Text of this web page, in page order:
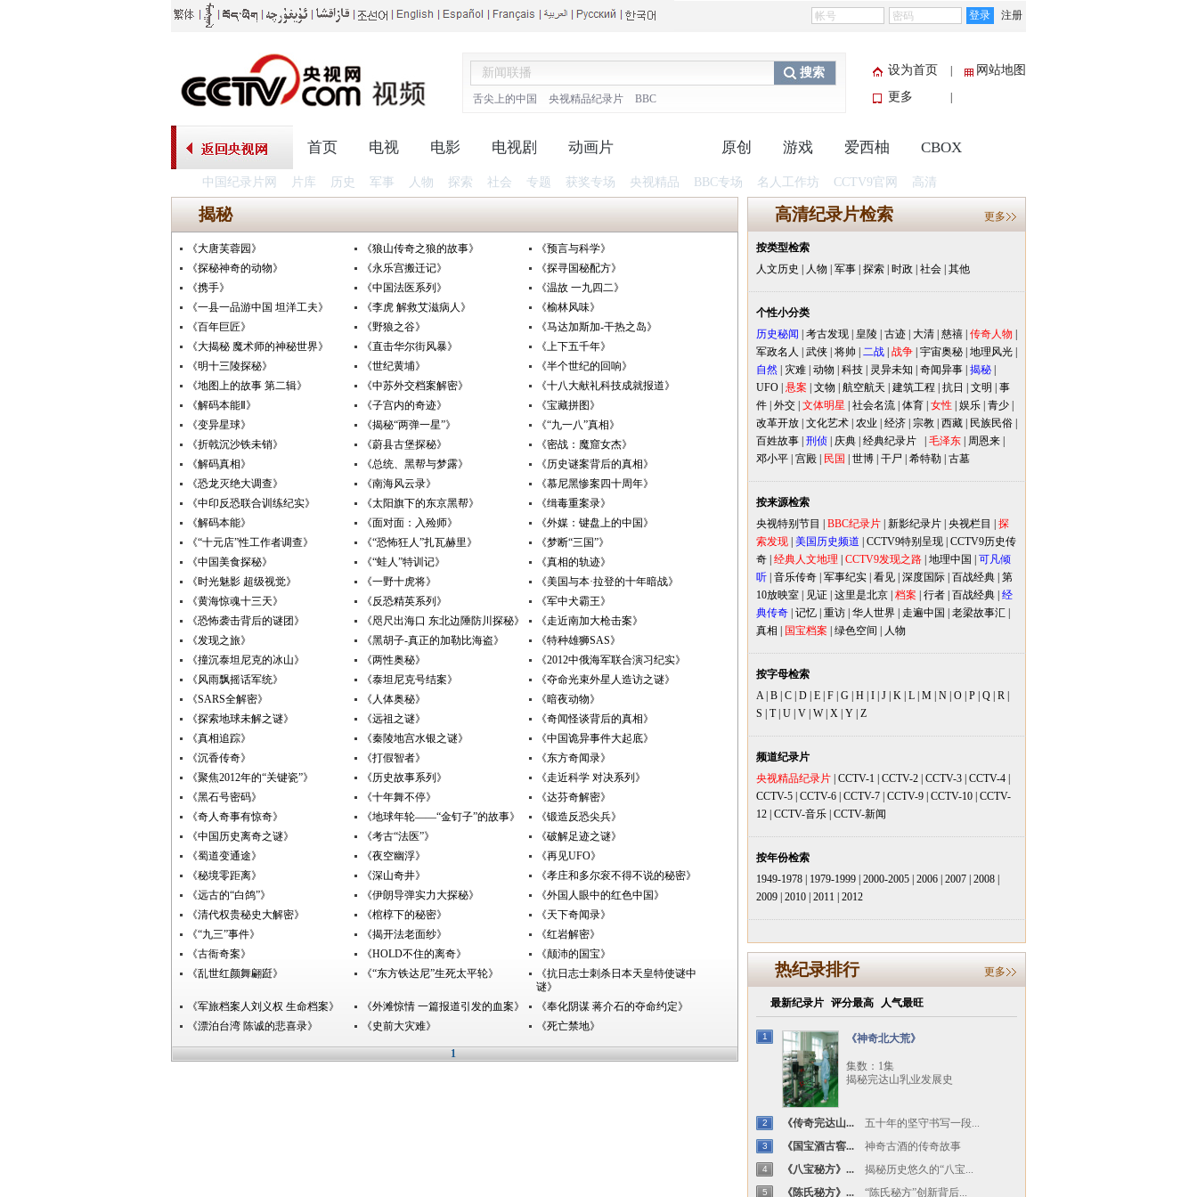
登录 注册
搜索
舌尖上的中国 央视精品纪录片 BBC
设为首页
网站地图
更多
首页 电视 电影 电视剧 动画片
中国纪录片网 片库 历史 军事 人物 探索 社会 专题 获奖专场 央视精品 BBC专场 名人工作坊 CCTV9官网 高清
原创 游戏 爱西柚 CBOX
揭秘
《大唐芙蓉园》 《狼山传奇之狼的故事》
《预言与科学》
《探秘神奇的动物》
《永乐宫搬迁记》
《探寻国秘配方》
《携手》
《中国法医系列》
《温故 一九四二》
《一县一品游中国 坦洋工夫》
《李虎 解救艾滋病人》
《榆林风味》
《百年巨匠》
《野狼之谷》
《马达加斯加-干热之岛》
《大揭秘 魔术师的神秘世界》
《直击华尔街风暴》
《上下五千年》
《明十三陵探秘》
《世纪黄埔》
《半个世纪的回响》
《地图上的故事 第二辑》
《中苏外交档案解密》
《十八大献礼科技成就报道》
《解码本能Ⅱ》
《子宫内的奇迹》
《宝藏拼图》
《变异星球》
《揭秘“两弹一星”》
《“九一八”真相》
《折戟沉沙铁未销》
《蔚县古堡探秘》
《密战：魔窟女杰》
《解码真相》
《总统、黑帮与梦露》
《历史谜案背后的真相》
《恐龙灭绝大调查》
《南海风云录》
《慕尼黑惨案四十周年》
《中印反恐联合训练纪实》
《太阳旗下的东京黑帮》
《缉毒重案录》
《解码本能》
《面对面：入殓师》
《外媒：键盘上的中国》
《“十元店”性工作者调查》
《“恐怖狂人”扎瓦赫里》
《梦断“三国”》
《中国美食探秘》
《“蛙人”特训记》
《真相的轨迹》
《时光魅影 超级视觉》
《一野十虎将》
《美国与本·拉登的十年暗战》
《黄海惊魂十三天》
《反恐精英系列》
《军中犬霸王》
《恐怖袭击背后的谜团》
《咫尺出海口 东北边陲防川探秘》
《走近南加大枪击案》
《发现之旅》
《黑胡子-真正的加勒比海盗》
《特种雄狮SAS》
《撞沉泰坦尼克的冰山》
《两性奥秘》
《2012中俄海军联合演习纪实》
《风雨飘摇话军统》
《泰坦尼克号结案》
《夺命光束外星人造访之谜》
《SARS全解密》
《人体奥秘》
《暗夜动物》
《探索地球未解之谜》
《远祖之谜》
《奇闻怪谈背后的真相》
《真相追踪》
《秦陵地宫水银之谜》
《中国诡异事件大起底》
《沉香传奇》
《打假智者》
《东方奇闻录》
《聚焦2012年的“关键瓷”》
《历史故事系列》
《走近科学 对决系列》
《黑石号密码》
《十年舞不停》
《达芬奇解密》
《奇人奇事有惊奇》
《地球年轮――“金钉子”的故事》
《锻造反恐尖兵》
《中国历史离奇之谜》
《考古“法医”》
《破解足迹之谜》
《蜀道变通途》
《夜空幽浮》
《再见UFO》
《秘境零距离》
《深山奇井》
《孝庄和多尔衮不得不说的秘密》
《远古的“白鸽”》
《伊朗导弹实力大探秘》
《外国人眼中的红色中国》
《清代权贵秘史大解密》
《棺椁下的秘密》
《天下奇闻录》
《“九三”事件》
《揭开法老面纱》
《红岩解密》
《古衙奇案》
《HOLD不住的离奇》
《颠沛的国宝》
《乱世红颜舞翩跹》
《“东方铁达尼”生死太平轮》
《抗日志士刺杀日本天皇特使谜中
谜》
《军旅档案人刘义权 生命档案》
《外滩惊情 一篇报道引发的血案》
《奉化阴谋 蒋介石的夺命约定》
《漂泊台湾 陈诚的悲喜录》
《史前大灾难》 《死亡禁地》
1
高清纪录片检索 更多
按类型检索
人文历史
人物 军事 探索 时政 社会 其他
个性小分类
历史秘闻
考古发现 皇陵 古迹 大清 慈禧 传奇人物
军政名人
武侠 将帅 二战 战争 宇宙奥秘 地理风光
自然
灾难 动物 科技 灵异未知 奇闻异事 揭秘
UFO 悬案 文物 航空航天 建筑工程 抗日 文明
事
件 外交 文体明星 社会名流 体育 女性 娱乐 青少
改革开放 文化艺术 农业 经济 宗教 西藏 民族民俗
百姓故事 刑侦 庆典 经典纪录片 毛泽东 周恩来
邓小平 宫殿 民国 世博 干尸 希特勒 古墓
按来源检索
央视特别节目
BBC纪录片 新影纪录片 央视栏目
探
索发现 美国历史频道 CCTV9特别呈现 CCTV9历史传
奇 经典人文地理 CCTV9发现之路 地理中国
可凡倾
听 音乐传奇 军事纪实 看见 深度国际 百战经典 第
10放映室
见证 这里是北京 档案 行者 百战经典 经
典传奇 记忆 重访 华人世界 走遍中国 老梁故事汇
真相
国宝档案 绿色空间 人物
按字母检索
A| B C D E F G H I J K L M N O P Q R
S
T| U V W| X Y Z
频道纪录片
央视精品纪录片 CCTV-1 CCTV-2 CCTV-3 CCTV-4
CCTV-5 CCTV-6 CCTV-7 CCTV-9 CCTV-10 CCTV-
12 CCTV-音乐 CCTV-新闻
按年份检索
1949-1978
1979-1999 2000-2005 2006 2007 2008
2009 2010 2011 2012
热纪录排行 更多
最新纪录片 评分最高 人气最旺
1 《神奇北大荒》
集数：1集
揭秘完达山乳业发展史
2 《传奇完达山... 五十年的坚守书写一段...
3 《国宝酒古窖... 神奇古酒的传奇故事
4 《八宝秘方》... 揭秘历史悠久的“八宝...
5 《陈氏秘方》... “陈氏秘方”创新背后...